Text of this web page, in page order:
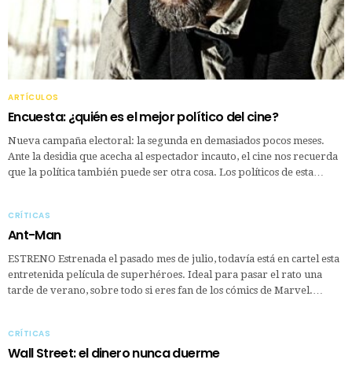
ARTÍCULOS
Encuesta: ¿quién es el mejor político del cine?
Nueva campaña electoral: la segunda en demasiados pocos meses.
Ante la desidia que acecha al espectador incauto, el cine nos recuerda
que la política también puede ser otra cosa. Los políticos de esta…
CRÍTICAS
Ant-Man
ESTRENO Estrenada el pasado mes de julio, todavía está en cartel esta
entretenida película de superhéroes. Ideal para pasar el rato una
tarde de verano, sobre todo si eres fan de los cómics de Marvel.…
CRÍTICAS
Wall Street: el dinero nunca duerme